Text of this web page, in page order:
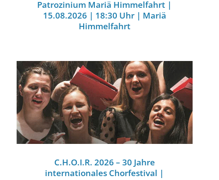
Patrozinium Mariä Himmelfahrt |
15.08.2026 | 18:30 Uhr | Mariä
Himmelfahrt
C.H.O.I.R. 2026 – 30 Jahre
internationales Chorfestival |